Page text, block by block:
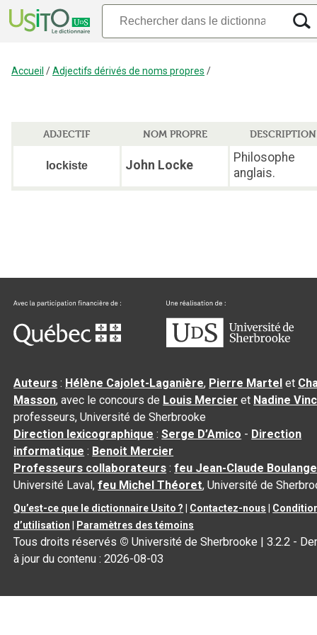
Accueil /Adjectifs dérivés de noms propres /
ADJECTIF NOM PROPRE DESCRIPTION
lockiste John Locke
Philosophe
anglais.
Auteurs : Hélène Cajolet-Laganière, Pierre Martel et
Masson, avec le concours de Louis Mercier et Nadine
professeurs, Université de Sherbrooke
Direction lexicographique :Serge D’Amico - Direction
informatique : Benoit Mercier
Professeurs collaborateurs :feu Jean-Claude
Université Laval,feu Michel Théoret, Université de
Qu’est-ce que le dictionnaire Usito ? Contactez-nous
d’utilisation
Paramètres des témoins
Tous droits réservés © Université de Sherbrooke |3.2.2 -
à jour du contenu :2026-08-03